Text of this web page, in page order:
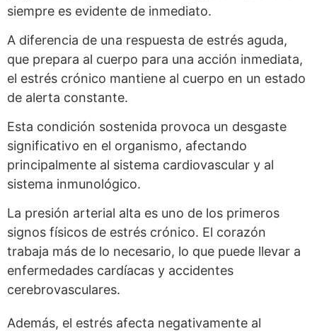
siempre es evidente de inmediato.
A diferencia de una respuesta de estrés aguda,
que prepara al cuerpo para una acción inmediata,
el estrés crónico mantiene al cuerpo en un estado
de alerta constante.
Esta condición sostenida provoca un desgaste
significativo en el organismo, afectando
principalmente al sistema cardiovascular y al
sistema inmunológico.
La presión arterial alta es uno de los primeros
signos físicos de estrés crónico. El corazón
trabaja más de lo necesario, lo que puede llevar a
enfermedades cardíacas y accidentes
cerebrovasculares.
Además, el estrés afecta negativamente al